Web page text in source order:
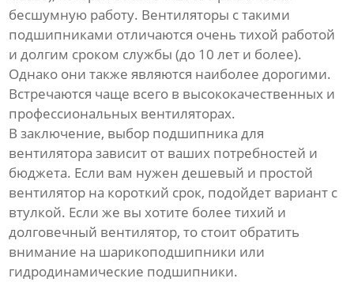
бесшумную работу. Вентиляторы с такими
подшипниками отличаются очень тихой работой
и долгим сроком службы (до 10 лет и более).
Однако они также являются наиболее дорогими.
Встречаются чаще всего в высококачественных и
профессиональных вентиляторах.
В заключение, выбор подшипника для
вентилятора зависит от ваших потребностей и
бюджета. Если вам нужен дешевый и простой
вентилятор на короткий срок, подойдет вариант с
втулкой. Если же вы хотите более тихий и
долговечный вентилятор, то стоит обратить
внимание на шарикоподшипники или
гидродинамические подшипники.